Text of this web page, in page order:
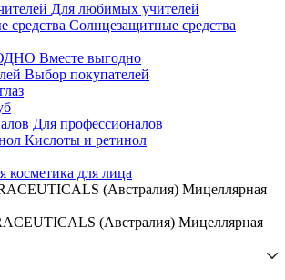
Для любимых учителей
Cолнцезащитные средства
Вместе выгодно
Выбор покупателей
Для профессионалов
Кислоты и ретинол
косметика для лица
(Австралия) Мицеллярная
(Австралия) Мицеллярная